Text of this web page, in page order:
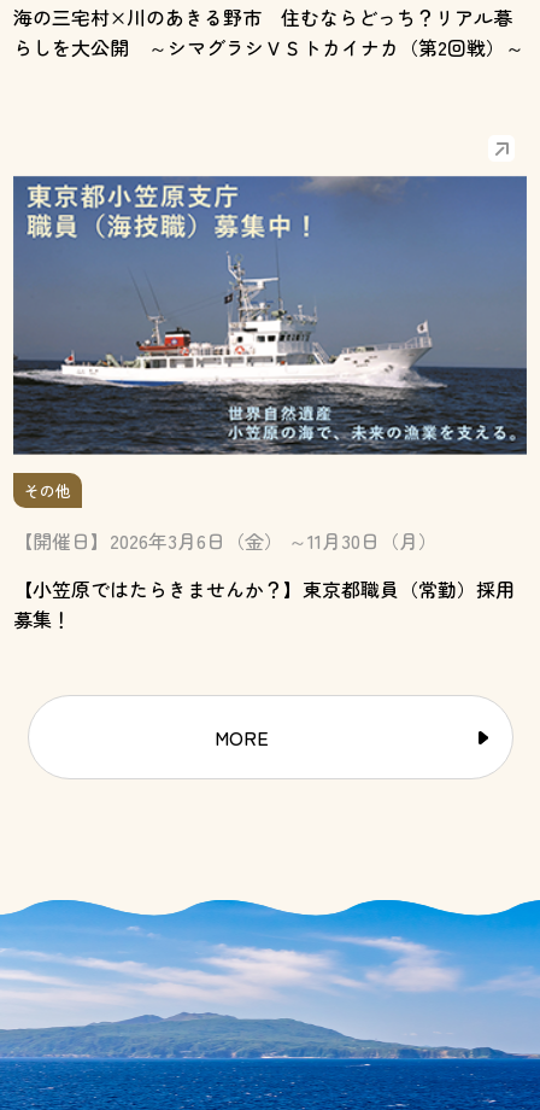
海の三宅村×川のあきる野市 住むならどっち？リアル暮
らしを大公開 ～シマグラシＶＳトカイナカ（第2回戦）～
その他
【開催日】2026年3月6日（金） ～11月30日（月）
【小笠原ではたらきませんか？】東京都職員（常勤）採用
募集！
MORE